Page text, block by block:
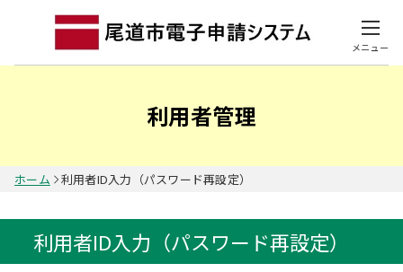
メニュー
利用者管理
ホーム 利用者ID入力（パスワード再設定）
利用者ID入力（パスワード再設定）